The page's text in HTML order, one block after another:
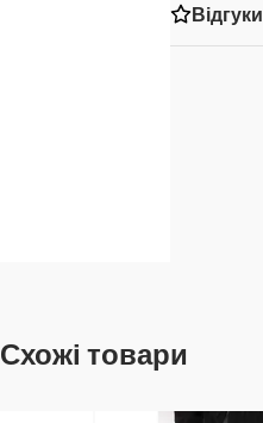
Відгуки
Схожі товари